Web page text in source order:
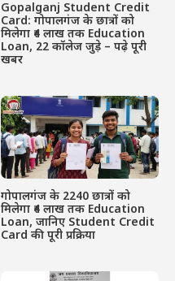
Gopalganj Student Credit
Card: गोपालगंज के छात्रों को
मिलेगा ₹4 लाख तक Education
Loan, 22 कॉलेज जुड़े – पढ़े पूरी
खबर
गोपालगंज के 2240 छात्रों को
मिलेगा ₹4 लाख तक Education
Loan, जानिए Student Credit
Card की पूरी प्रक्रिया